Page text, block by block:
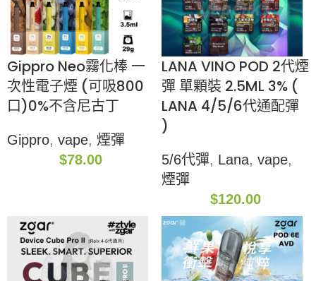
Gippro Neo霧化棒 一
次性電子煙 (可吸800
口)0%不含尼古丁
Gippro, vape, 煙彈
$78.00
LANA VINO POD 2代煙
彈 單顆裝 2.5ML 3% (
LANA 4/5/6代通配彈
)
5/6代彈, Lana, vape,
煙彈
$120.00